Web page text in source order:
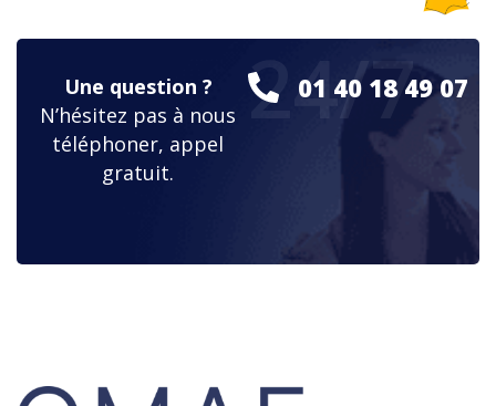
Une question ?
N’hésitez pas à nous
téléphoner, appel
gratuit.
01 40 18 49 07
24/7